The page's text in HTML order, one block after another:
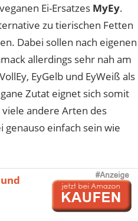
Ei-Ersatzes MyEy.
zu tierischen Fetten
Dabei sollen nach eigenen
allerdings sehr nah am
EyGelb und EyWeiß als
Zutat eignet sich somit
viele andere Arten des
genauso einfach sein wie